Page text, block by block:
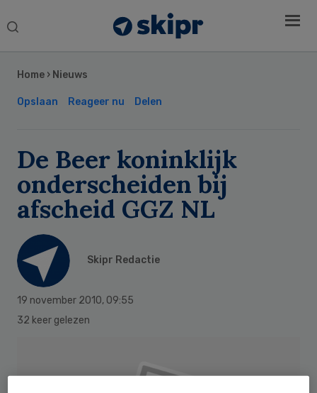
Search
Home › Nieuws
Opslaan Reageer nu Delen
De Beer koninklijk
onderscheiden bij
afscheid GGZ NL
Skipr Redactie
19 november 2010, 09:55
32 keer gelezen
Sidebar